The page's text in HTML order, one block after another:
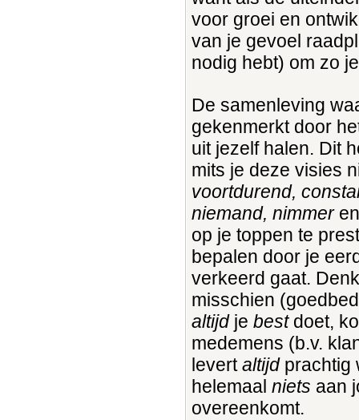
voor groei en
van je gevoel
nodig hebt) om zo
De samenleving
gekenmerkt door
uit jezelf halen. Dit
mits je deze visies
voortdurend,
niemand, nimmer
op je toppen te
bepalen door je
verkeerd gaat.
misschien
altijdje bestdoet,
medemens (b.v.
levertaltijdprachtig
helemaal niets aan
overeenkomt.